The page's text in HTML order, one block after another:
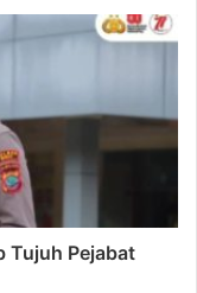
Tujuh Pejabat